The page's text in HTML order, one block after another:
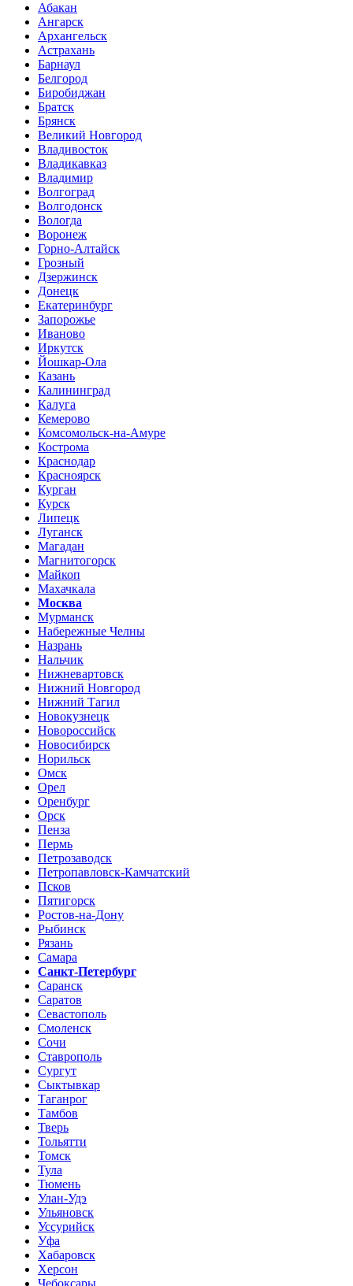
Абакан
Ангарск
Архангельск
Астрахань
Барнаул
Белгород
Биробиджан
Братск
Брянск
Великий Новгород
Владивосток
Владикавказ
Владимир
Волгоград
Волгодонск
Вологда
Воронеж
Горно-Алтайск
Грозный
Дзержинск
Донецк
Екатеринбург
Запорожье
Иваново
Иркутск
Йошкар-Ола
Казань
Калининград
Калуга
Кемерово
Комсомольск-на-Амуре
Кострома
Краснодар
Красноярск
Курган
Курск
Липецк
Луганск
Магадан
Магнитогорск
Майкоп
Махачкала
Москва
Мурманск
Набережные Челны
Назрань
Нальчик
Нижневартовск
Нижний Новгород
Нижний Тагил
Новокузнецк
Новороссийск
Новосибирск
Норильск
Омск
Орел
Оренбург
Орск
Пенза
Пермь
Петрозаводск
Петропавловск-Камчатский
Псков
Пятигорск
Ростов-на-Дону
Рыбинск
Рязань
Самара
Санкт-Петербург
Саранск
Саратов
Севастополь
Смоленск
Сочи
Ставрополь
Сургут
Сыктывкар
Таганрог
Тамбов
Тверь
Тольятти
Томск
Тула
Тюмень
Улан-Удэ
Ульяновск
Уссурийск
Уфа
Хабаровск
Херсон